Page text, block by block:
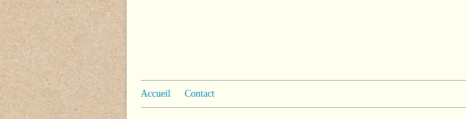
Accueil Contact